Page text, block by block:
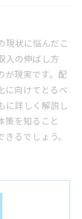
現状に悩んだこ
入の伸ばし方
が現実です。配
に向けてとるべ
に詳しく解説し
策を知ること
るでしょう。